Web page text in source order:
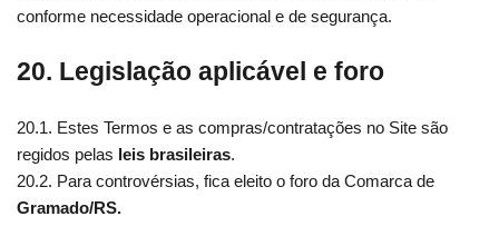
conforme necessidade operacional e de segurança.
20. Legislação aplicável e foro
20.1. Estes Termos e as compras/contratações no Site são
regidos pelas leis brasileiras.
20.2. Para controvérsias, fica eleito o foro da Comarca de
Gramado/RS.